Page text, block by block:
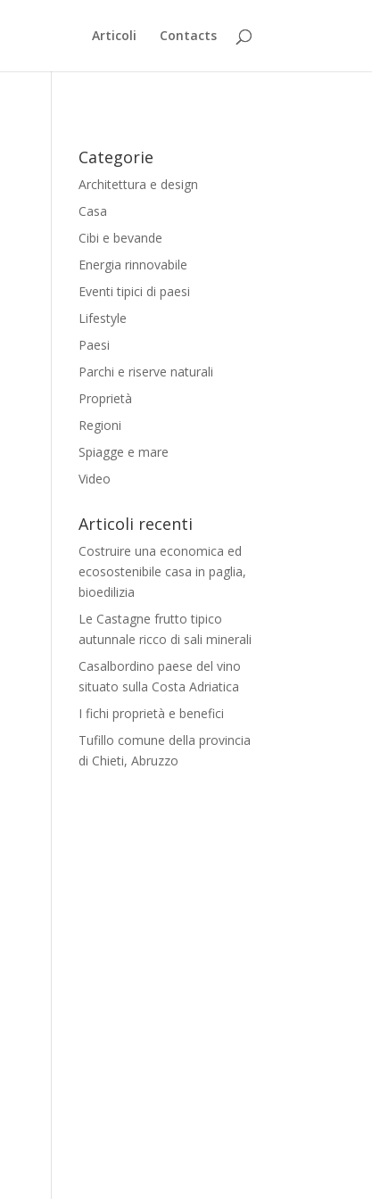
Articoli Contacts
Categorie
Architettura e design
Casa
Cibi e bevande
Energia rinnovabile
Eventi tipici di paesi
Lifestyle
Paesi
Parchi e riserve naturali
Proprietà
Regioni
Spiagge e mare
Video
Articoli recenti
Costruire una economica ed
ecosostenibile casa in paglia,
bioedilizia
Le Castagne frutto tipico
autunnale ricco di sali minerali
Casalbordino paese del vino
situato sulla Costa Adriatica
I fichi proprietà e benefici
Tufillo comune della provincia
di Chieti, Abruzzo